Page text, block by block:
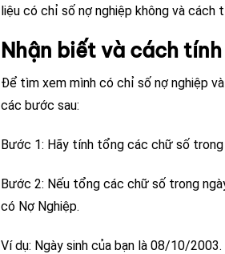
liệu có chỉ số nợ nghiệp không và cách
Nhận biết và cách
Để tìm xem mình có chỉ số nợ nghiệp
các bước sau:
Bước 1: Hãy tính tổng các chữ số trong
Bước 2: Nếu tổng các chữ số trong
có Nợ Nghiệp.
Ví dụ: Ngày sinh của bạn là 08/10/